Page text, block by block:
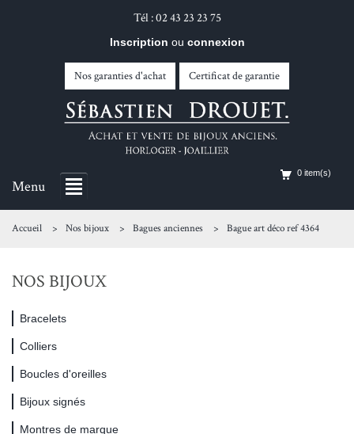
0 item(s)
Inscription ou connexion
Tél : 02 43 23 23 75
Nos garanties d'achat Certificat de garantie
Menu
Accueil Nos bijoux Bagues anciennes Bague art déco ref 4364
NOS BIJOUX
Bracelets
Colliers
Boucles d'oreilles
Bijoux signés
Montres de marque